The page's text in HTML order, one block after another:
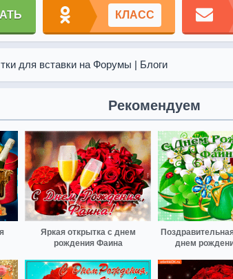
КЛАСС
для вставки на Форумы | Блоги
Рекомендуем
Яркая открытка с днем
рождения Фаина
днем